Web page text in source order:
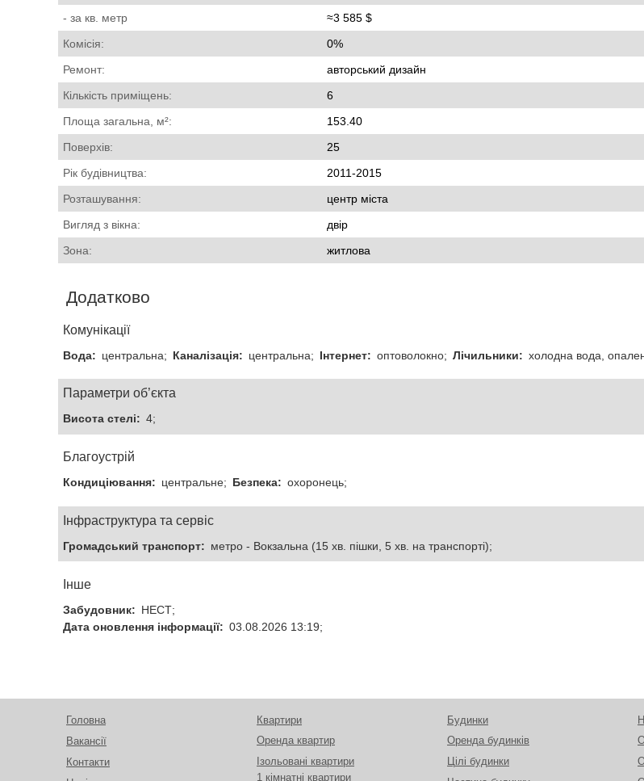
- за кв. метр
≈3 585 $
Комісія:
0%
Ремонт:
авторський дизайн
Кількість приміщень:
6
Площа загальна, м²:
153.40
Поверхів:
25
Рік будівництва:
2011-2015
Розташування:
центр міста
Вигляд з вікна:
двір
Зона:
житлова
Додатково
Комунікації
Вода: центральна; Каналізація: центральна; Інтернет: оптоволокно; Лічильники: холодна вода,
Параметри об’єкта
Висота стелі: 4;
Благоустрій
Кондиціювання: центральне; Безпека: охоронець;
Інфраструктура та сервіс
Громадський транспорт: метро - Вокзальна (15 хв. пішки, 5 хв. на транспорті);
Інше
Забудовник: НЕСТ;
Дата оновлення інформації: 03.08.2026 13:19;
Головна
Вакансії
Контакти
Квартири
Оренда квартир
Ізольовані квартири
1 кімнатні квартири
Будинки
Оренда будинків
Цілі будинки